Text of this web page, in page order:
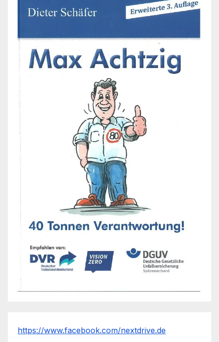
https://www.facebook.com/nextdrive.de